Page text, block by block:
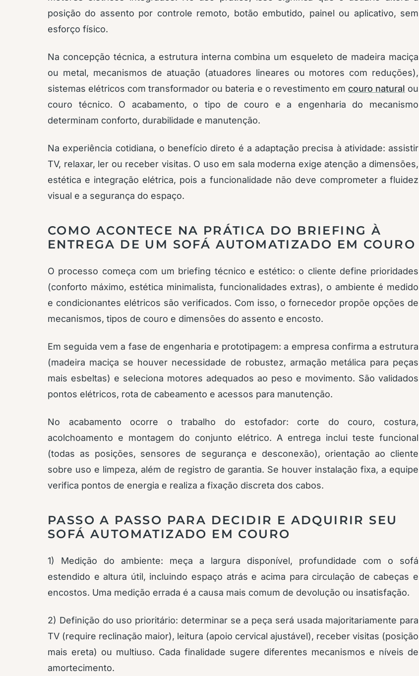
posição do assento por controle remoto, botão embutido, painel ou aplicativo, sem
esforço físico.
Na concepção técnica, a estrutura interna combina um esqueleto de madeira maciça
ou metal, mecanismos de atuação (atuadores lineares ou motores com reduções),
sistemas elétricos com transformador ou bateria e o revestimento em couro natural ou
couro técnico. O acabamento, o tipo de couro e a engenharia do mecanismo
determinam conforto, durabilidade e manutenção.
Na experiência cotidiana, o benefício direto é a adaptação precisa à atividade: assistir
TV, relaxar, ler ou receber visitas. O uso em sala moderna exige atenção a dimensões,
estética e integração elétrica, pois a funcionalidade não deve comprometer a fluidez
visual e a segurança do espaço.
COMO ACONTECE NA PRÁTICA DO BRIEFING À
ENTREGA DE UM SOFÁ AUTOMATIZADO EM COURO
O processo começa com um briefing técnico e estético: o cliente define prioridades
(conforto máximo, estética minimalista, funcionalidades extras), o ambiente é medido
e condicionantes elétricos são verificados. Com isso, o fornecedor propõe opções de
mecanismos, tipos de couro e dimensões do assento e encosto.
Em seguida vem a fase de engenharia e prototipagem: a empresa confirma a estrutura
(madeira maciça se houver necessidade de robustez, armação metálica para peças
mais esbeltas) e seleciona motores adequados ao peso e movimento. São validados
pontos elétricos, rota de cabeamento e acessos para manutenção.
No acabamento ocorre o trabalho do estofador: corte do couro, costura,
acolchoamento e montagem do conjunto elétrico. A entrega inclui teste funcional
(todas as posições, sensores de segurança e desconexão), orientação ao cliente
sobre uso e limpeza, além de registro de garantia. Se houver instalação fixa, a equipe
verifica pontos de energia e realiza a fixação discreta dos cabos.
PASSO A PASSO PARA DECIDIR E ADQUIRIR SEU
SOFÁ AUTOMATIZADO EM COURO
1) Medição do ambiente: meça a largura disponível, profundidade com o sofá
estendido e altura útil, incluindo espaço atrás e acima para circulação de cabeças e
encostos. Uma medição errada é a causa mais comum de devolução ou insatisfação.
2) Definição do uso prioritário: determinar se a peça será usada majoritariamente para
TV (require reclinação maior), leitura (apoio cervical ajustável), receber visitas (posição
mais ereta) ou multiuso. Cada finalidade sugere diferentes mecanismos e níveis de
amortecimento.